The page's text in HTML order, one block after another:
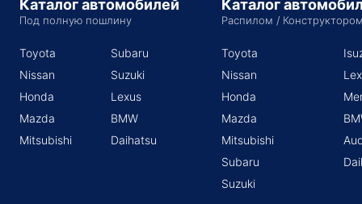
Каталог автомобилей
Под полную пошлину
Toyota
Nissan
Honda
Mazda
Mitsubishi
Subaru
Suzuki
Lexus
BMW
Daihatsu
Каталог
Распилом /
Toyota
Nissan
Honda
Mazda
Mitsubishi
Subaru
Suzuki